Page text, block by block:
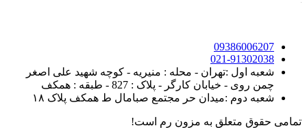
09386006207
021-91302038
شعبه اول :تهران - محله : منیریه - کوچه شهید علی اصغر
چمن روی - خیابان کارگر - پلاک : 827 - طبقه : همکف
شعبه دوم :میدان حر مجتمع صبامال ط همکف پلاک ۱۸
تمامی حقوق متعلق به مزون رم است!